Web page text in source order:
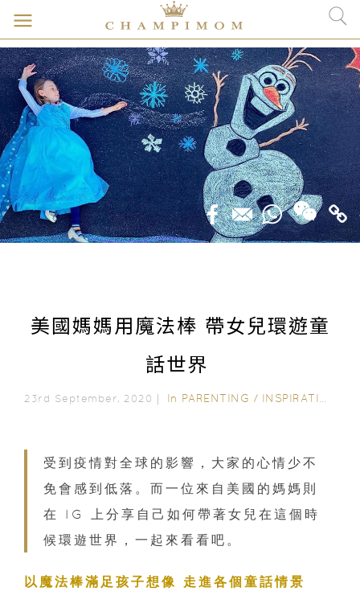
美國媽媽用魔法棒 帶女兒環遊童
話世界
23rd September, 2020｜ In PARENTING / INSPIRATION & LIFESTYLE
受到疫情對全球的影響，大家的心情少不
免會感到低落。而一位來自美國的媽媽則
在 IG 上分享自己如何帶著女兒在這個時
候環遊世界，一起來看看吧。
以魔法棒滿足孩子想像 走進各個童話情景